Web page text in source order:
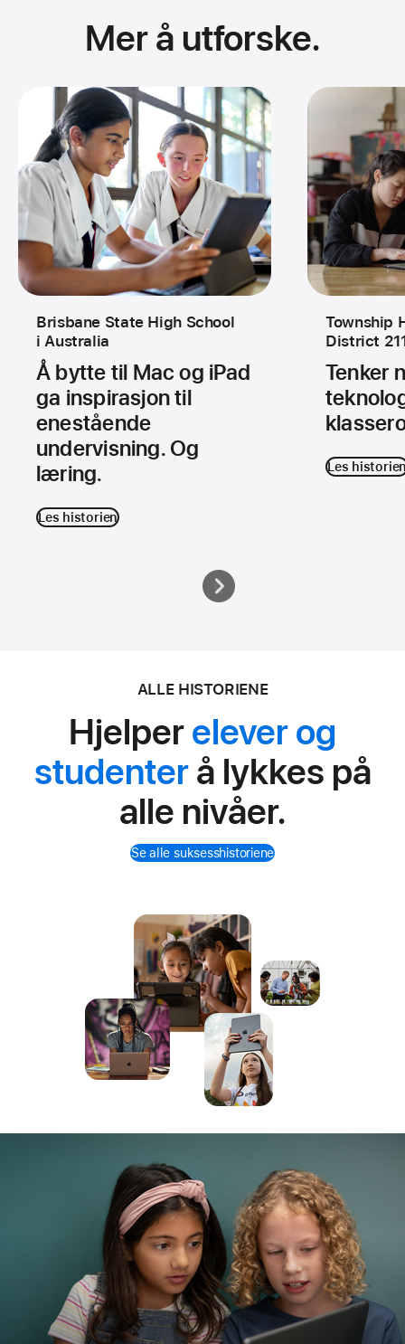
Mer å utforske.
Brisbane State High School
i Australia
Å bytte til Mac og iPad
ga inspirasjon til
enestående
undervisning. Og
læring.
Les historien
Township
District
Tenker
Les
ALLE HISTORIENE
Hjelperelever og
studenterå lykkes på
alle nivåer.
Se alle suksesshistoriene